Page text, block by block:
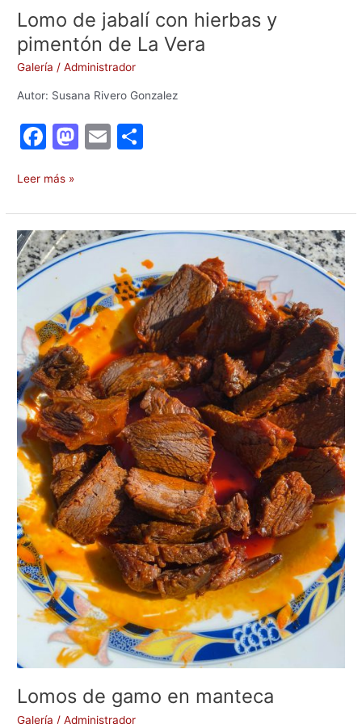
Lomo de jabalí con hierbas y
pimentón de La Vera
Galería /Administrador
Autor: Susana Rivero Gonzalez
F
c
e
b
o
k
M
o
d
o
n
E
l
p
ar
tir
Leer más »
Lomos de gamo en manteca
Galería /Administrador
Lomos
de
gamo
en
manteca